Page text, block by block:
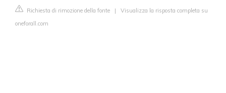
Richiesta di rimozione della fonte | Visualizza la risposta completa su
oneforall.com